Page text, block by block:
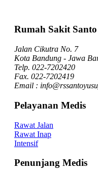
Rumah Sakit Santo
Jalan Cikutra No. 7
Kota Bandung - Jawa
Telp. 022-7202420
Fax. 022-7202419
Email :
Pelayanan Medis
Rawat Jalan
Rawat Inap
Intensif
Penunjang Medis